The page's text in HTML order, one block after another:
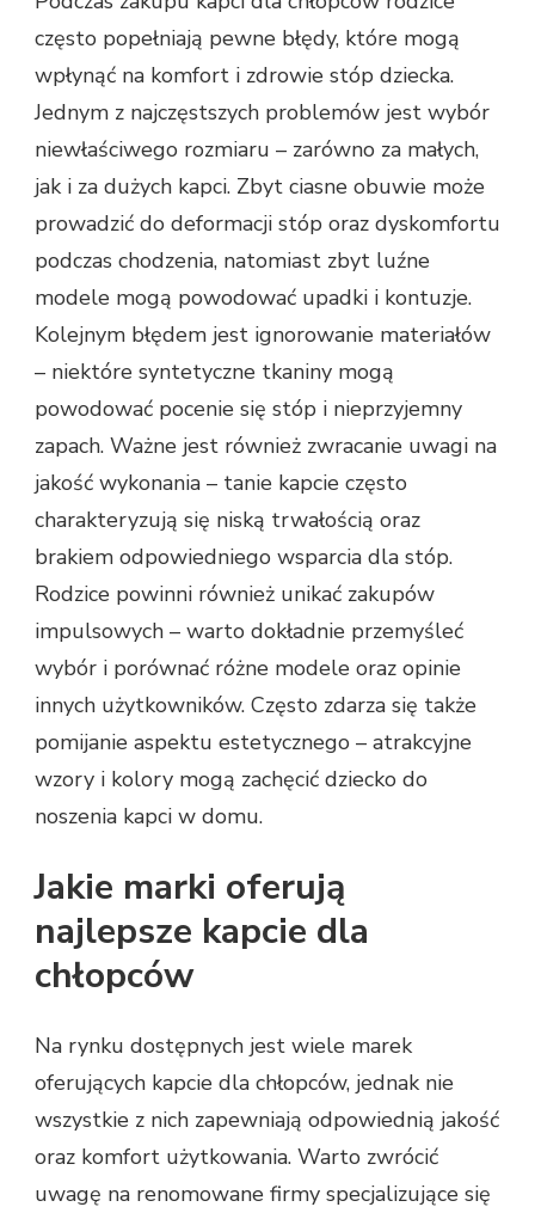
często popełniają pewne błędy, które mogą
wpłynąć na komfort i zdrowie stóp dziecka.
Jednym z najczęstszych problemów jest wybór
niewłaściwego rozmiaru – zarówno za małych,
jak i za dużych kapci. Zbyt ciasne obuwie może
prowadzić do deformacji stóp oraz dyskomfortu
podczas chodzenia, natomiast zbyt luźne
modele mogą powodować upadki i kontuzje.
Kolejnym błędem jest ignorowanie materiałów
– niektóre syntetyczne tkaniny mogą
powodować pocenie się stóp i nieprzyjemny
zapach. Ważne jest również zwracanie uwagi na
jakość wykonania – tanie kapcie często
charakteryzują się niską trwałością oraz
brakiem odpowiedniego wsparcia dla stóp.
Rodzice powinni również unikać zakupów
impulsowych – warto dokładnie przemyśleć
wybór i porównać różne modele oraz opinie
innych użytkowników. Często zdarza się także
pomijanie aspektu estetycznego – atrakcyjne
wzory i kolory mogą zachęcić dziecko do
noszenia kapci w domu.
Jakie marki oferują
najlepsze kapcie dla
chłopców
Na rynku dostępnych jest wiele marek
oferujących kapcie dla chłopców, jednak nie
wszystkie z nich zapewniają odpowiednią jakość
oraz komfort użytkowania. Warto zwrócić
uwagę na renomowane firmy specjalizujące się